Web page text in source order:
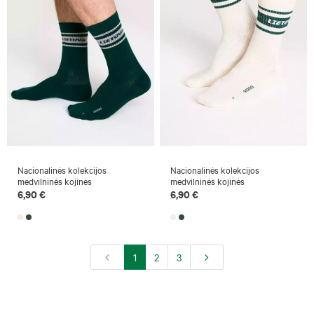
Nacionalinės kolekcijos
medvilninės kojinės
6,90 €
Nacionalinės kolekcijos
medvilninės kojinės
6,90 €
1 2 3